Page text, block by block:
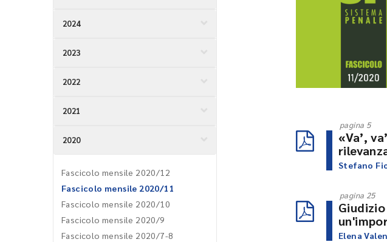
2024
2023
2022
2021
2020
Fascicolo mensile 2020/12
Fascicolo mensile 2020/11
Fascicolo mensile 2020/10
Fascicolo mensile 2020/9
Fascicolo mensile 2020/7-8
pagina 5
«Va’,
Stefano
pagina 25
Elena